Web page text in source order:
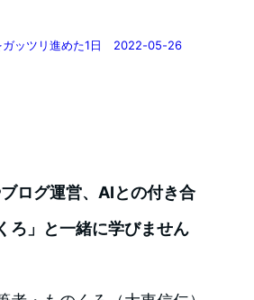
ガッツリ進めた1日 2022-05-26
ログ運営、AIとの付き合
ろ」と一緒に学びません